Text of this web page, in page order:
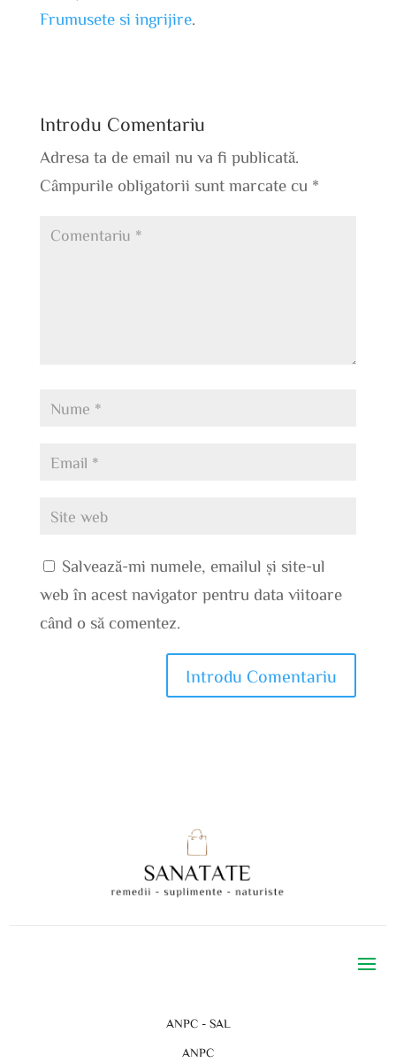
Frumusete si ingrijire.
Introdu Comentariu
Adresa ta de email nu va fi publicată.
Câmpurile obligatorii sunt marcate cu *
Salvează-mi numele, emailul și site-ul
web în acest navigator pentru data viitoare
când o să comentez.
ANPC - SAL
ANPC